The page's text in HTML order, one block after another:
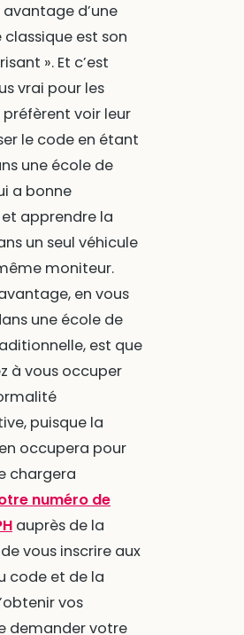
d’une
est son
». Et c’est
vrai pour les
voir leur
le code en étant
une école de
a bonne
apprendre la
un seul véhicule
moniteur.
en vous
une école de
est que
à vous occuper
puisque la
occupera pour
chargera
numéro de
auprès de la
vous inscrire aux
code et de la
vos
demander votre